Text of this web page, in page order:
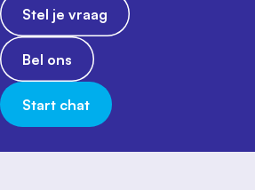
Stel je vraag
Bel ons
Start chat